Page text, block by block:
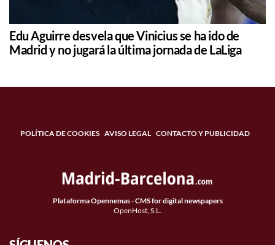
Edu Aguirre desvela que Vinicius se ha ido de
Madrid y no jugará la última jornada de LaLiga
POLÍTICA DE COOKIES AVISO LEGAL CONTACTO Y PUBLICIDAD
Plataforma Opennemas - CMS for digital newspapers
OpenHost, S.L.